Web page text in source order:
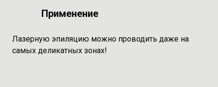
Применение
Лазерную эпиляцию можно проводить даже на
самых деликатных зонах!